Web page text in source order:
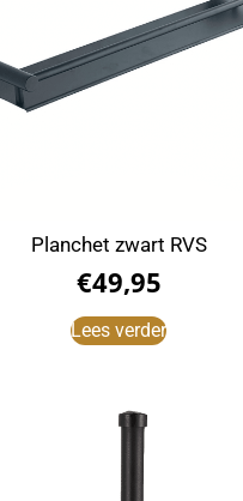
Planchet zwart RVS
€49,95
Lees verder